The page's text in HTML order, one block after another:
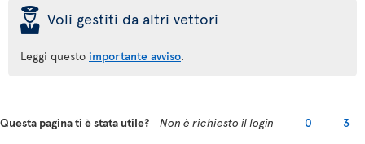
þ Voli gestiti da altri vettori
Leggi questo importante avviso.
Questa pagina ti è stata utile? Non è richiesto il login 0 3